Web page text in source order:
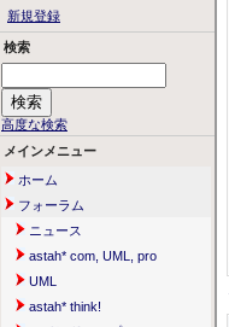
新規登録
検索
高度な検索
メインメニュー
ホーム
フォーラム
ニュース
astah* com, UML, pro
UML
astah* think!